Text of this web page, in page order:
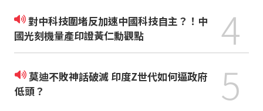
對中科技圍堵反加速中國科技自主？！中
國光刻機量產印證黃仁勳觀點
4
莫迪不敗神話破滅 印度Z世代如何逼政府
低頭？
5